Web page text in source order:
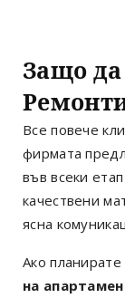
Защо да
Все повече
фирмата
във всеки
качествени
ясна
Ако планирате
на